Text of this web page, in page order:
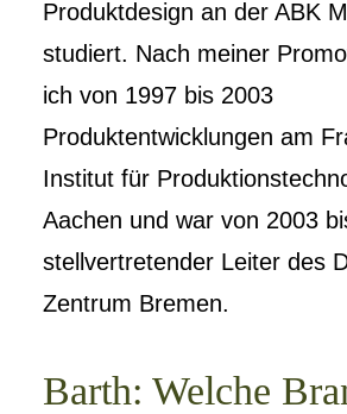
Produktdesign an der ABK
studiert. Nach meiner
ich von 1997 bis 2003
Produktentwicklungen am
Institut für
Aachen und war von 2003
stellvertretender Leiter des
Zentrum Bremen.
Barth: Welche